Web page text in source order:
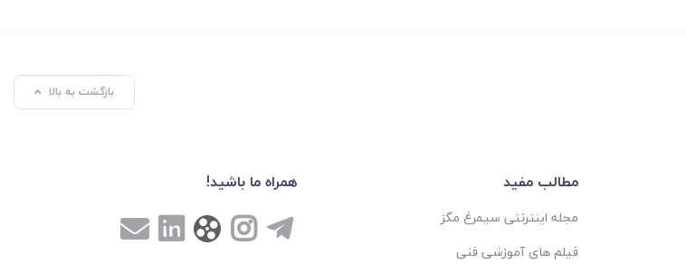
بازگشت به بالا
مطالب مفید
مجله اینترنتی سیمرغ مگز
فیلم های آموزشی فنی
همراه ما باشید!